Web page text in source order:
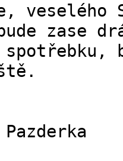
zase
spotřebku,